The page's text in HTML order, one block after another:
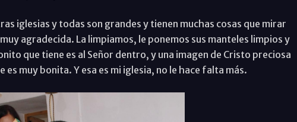
iglesias y todas son grandes y tienen muchas cosas que mirar
agradecida. La limpiamos, le ponemos sus manteles limpios y
que tiene es al Señor dentro, y una imagen de Cristo preciosa
muy bonita. Y esa es mi iglesia, no le hace falta más.